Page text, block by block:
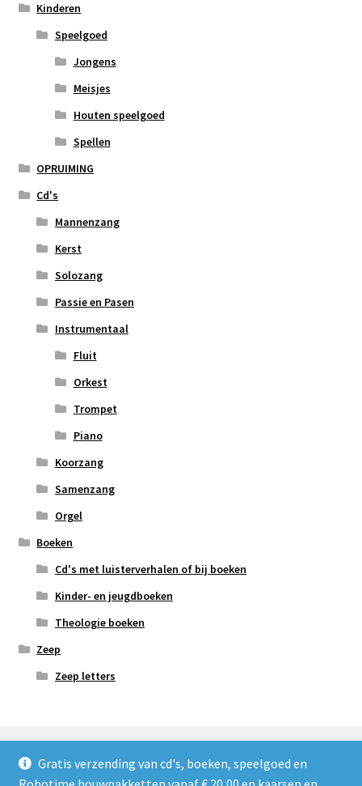
Gratis verzending van cd's, boeken, speelgoed en
Kinderen
Speelgoed
Jongens
Meisjes
Houten speelgoed
Spellen
OPRUIMING
Cd's
Mannenzang
Kerst
Solozang
Passie en Pasen
Instrumentaal
Fluit
Orkest
Trompet
Piano
Koorzang
Samenzang
Orgel
Boeken
Cd's met luisterverhalen of bij boeken
Kinder- en jeugdboeken
Theologie boeken
Zeep
Zeep letters